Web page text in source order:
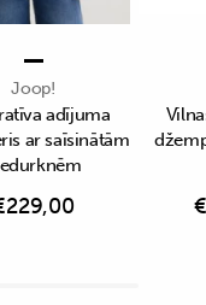
Joop!
adījuma
ar saīsinātām
229,00 €